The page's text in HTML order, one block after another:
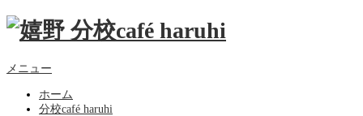
メニュー
ホーム
分校café haruhi